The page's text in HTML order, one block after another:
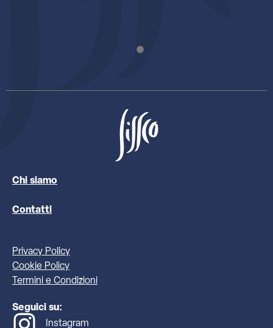
Chi siamo
Contatti
Privacy Policy
Cookie Policy
Termini e Condizioni
Seguici su:
Instagram